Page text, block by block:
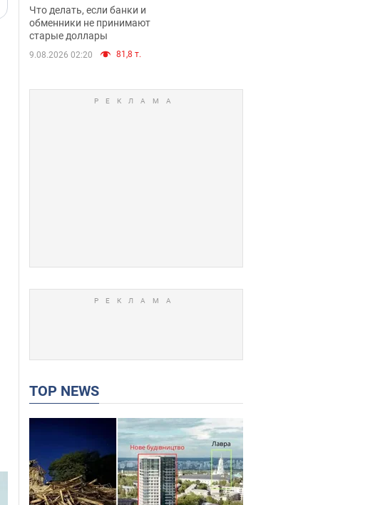
принимают ли
обменники и банки
такие купюры
Что делать, если банки и
обменники не принимают
старые доллары
9.08.2026 02:20 81,8 т.
TOP NEWS